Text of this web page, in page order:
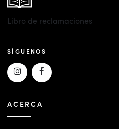
Libro de reclamaciones
SÍGUENOS
ACERCA